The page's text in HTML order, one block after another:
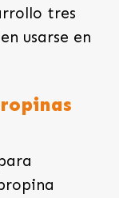
tres
usarse en